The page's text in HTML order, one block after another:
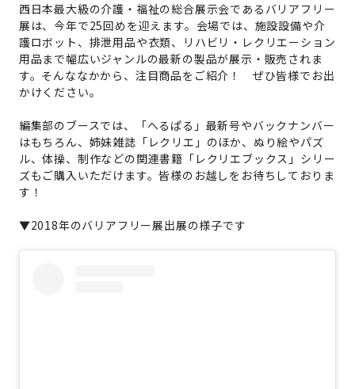
西日本最大級の介護・福祉の総合展示会であるバリアフリー
展は、今年で25回めを迎えます。会場では、施設設備や介
護ロボット、排泄用品や衣類、リハビリ・レクリエーション
用品まで幅広いジャンルの最新の製品が展示・販売されま
す。そんななかから、注目商品をご紹介！ ぜひ皆様でお出
かけください。
編集部のブースでは、「へるぱる」最新号やバックナンバー
はもちろん、姉妹雑誌「レクリエ」のほか、ぬり絵やパズ
ル、体操、制作などの関連書籍「レクリエブックス」シリー
ズもご購入いただけます。皆様のお越しをお待ちしておりま
す！
▼2018年のバリアフリー展出展の様子です